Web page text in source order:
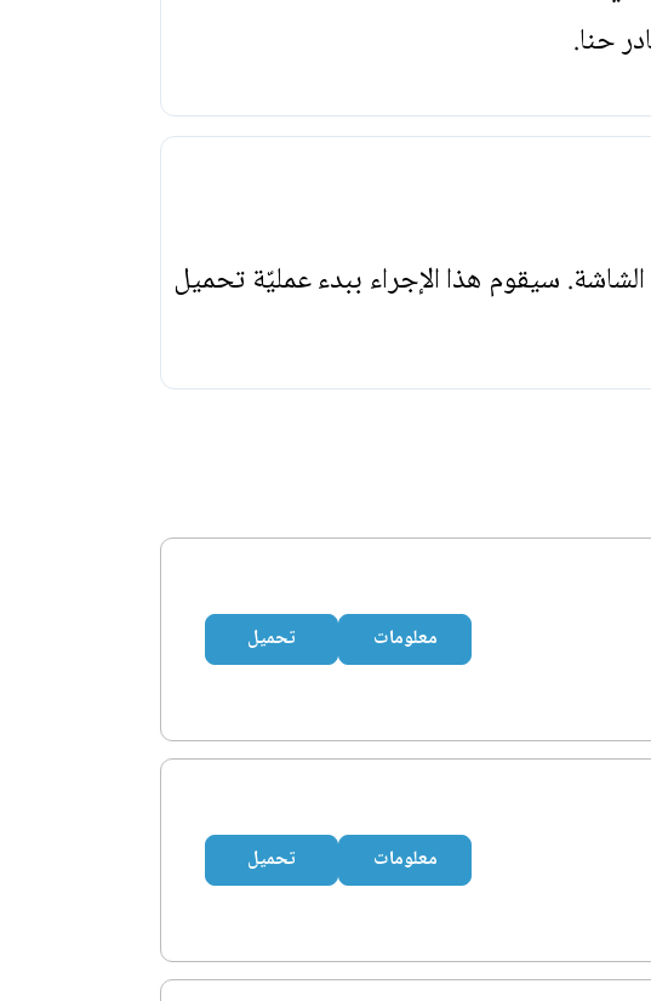
حنا.
سيقوم هذا الإجراء ببدء عمليّة تحميل
معلومات تحميل
معلومات تحميل